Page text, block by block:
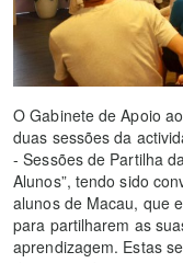
O Gabinete de Apoio
duas sessões da
- Sessões de Partilha
Alunos”, tendo sido
alunos de Macau, que
para partilharem as
aprendizagem. Estas